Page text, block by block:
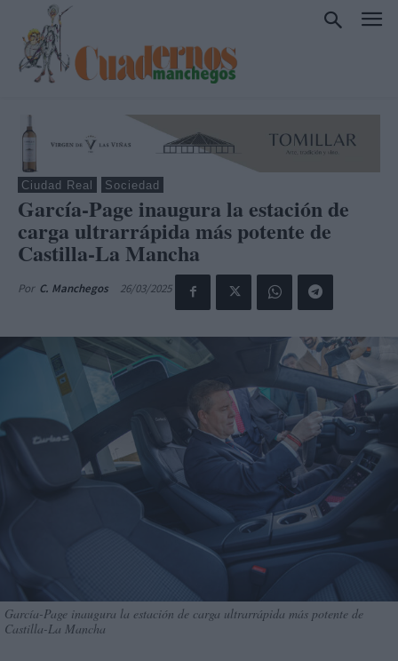
Ciudad Real Sociedad
García-Page inaugura la estación de
carga ultrarrápida más potente de
Castilla-La Mancha
Por C. Manchegos 26/03/2025
García-Page inaugura la estación de carga ultrarrápida más potente de
Castilla-La Mancha